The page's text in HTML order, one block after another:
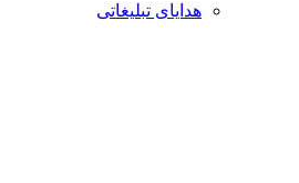
هدایای تبلیغاتی